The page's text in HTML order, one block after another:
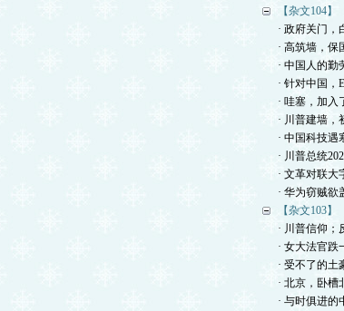
【杂文104】
· 政府关门，
· 高筑墙，保
· 中国人的
· 针对中国，
· 哇塞，加入
· 川普建墙，
· 中国科技遇
· 川普总统
· 文革对联大
· 华为窃贼
【杂文103】
· 川普信仰；
· 女大法官
· 受不了的
· 北京，卧槽
· 与时俱进的